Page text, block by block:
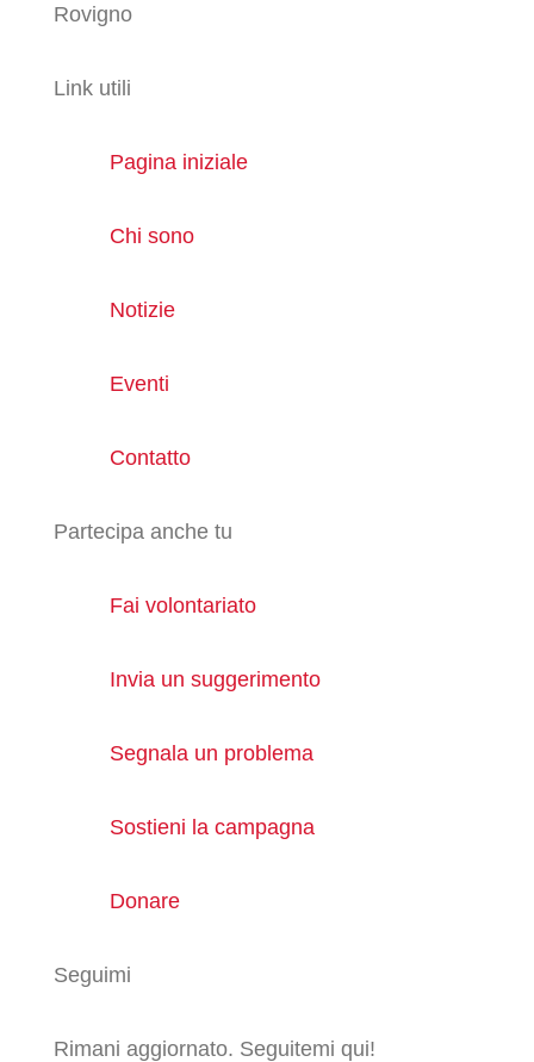
Rovigno
Link utili
Pagina iniziale
Chi sono
Notizie
Eventi
Contatto
Partecipa anche tu
Fai volontariato
Invia un suggerimento
Segnala un problema
Sostieni la campagna
Donare
Seguimi
Rimani aggiornato. Seguitemi qui!